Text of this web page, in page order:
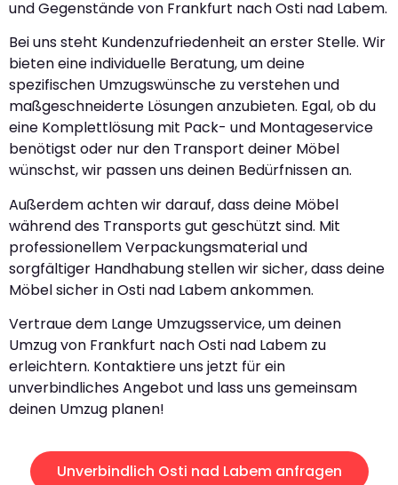
und Gegenstände von Frankfurt nach Osti nad Labem.
Bei uns steht Kundenzufriedenheit an erster Stelle. Wir
bieten eine individuelle Beratung, um deine
spezifischen Umzugswünsche zu verstehen und
maßgeschneiderte Lösungen anzubieten. Egal, ob du
eine Komplettlösung mit Pack- und Montageservice
benötigst oder nur den Transport deiner Möbel
wünschst, wir passen uns deinen Bedürfnissen an.
Außerdem achten wir darauf, dass deine Möbel
während des Transports gut geschützt sind. Mit
professionellem Verpackungsmaterial und
sorgfältiger Handhabung stellen wir sicher, dass deine
Möbel sicher in Osti nad Labem ankommen.
Vertraue dem Lange Umzugsservice, um deinen
Umzug von Frankfurt nach Osti nad Labem zu
erleichtern. Kontaktiere uns jetzt für ein
unverbindliches Angebot und lass uns gemeinsam
deinen Umzug planen!
Unverbindlich Osti nad Labem anfragen